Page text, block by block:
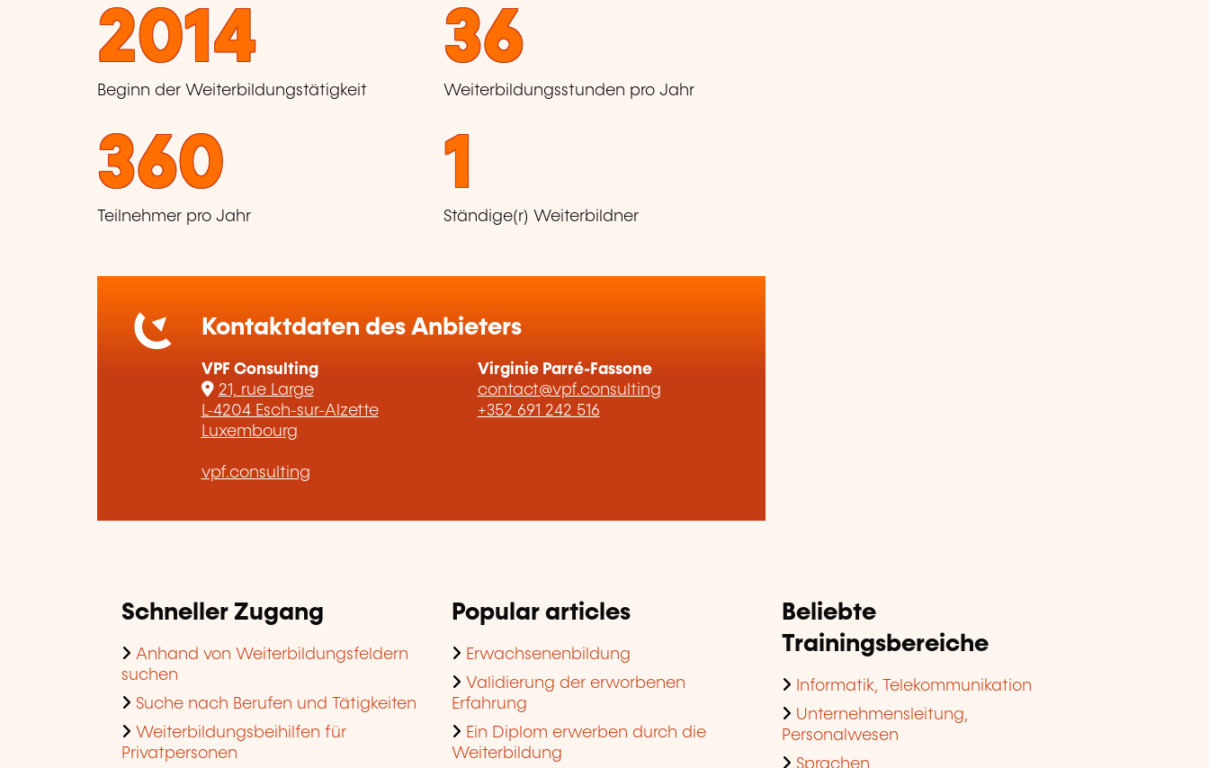
2014
Beginn der Weiterbildungstätigkeit
36
Weiterbildungsstunden pro Jahr
360
Teilnehmer pro Jahr
1
Ständige(r) Weiterbildner
Kontaktdaten des Anbieters
VPF Consulting
21, rue Large
L-4204 Esch-sur-Alzette
Luxembourg
vpf.consulting
Virginie Parré-Fassone
contact@vpf.consulting
+352 691 242 516
Schneller Zugang
Anhand von Weiterbildungsfeldern
suchen
Suche nach Berufen und Tätigkeiten
Weiterbildungsbeihilfen für
Privatpersonen
Popular articles
Erwachsenenbildung
Validierung der erworbenen
Erfahrung
Ein Diplom erwerben durch die
Weiterbildung
Beliebte
Trainingsbereiche
Informatik, Telekommunikation
Unternehmensleitung,
Personalwesen
Sprachen